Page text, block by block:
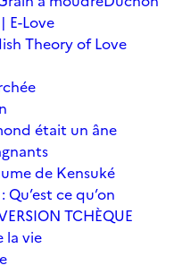
E-Love
Theory of Love
était un âne
de Kensuké
ce qu’on
TCHÈQUE
la vie